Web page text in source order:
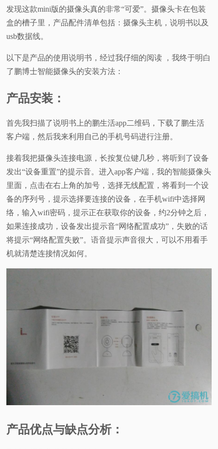
发现这款mini版的摄像头真的非常“可爱”。摄像头卡在包装
盒的槽子里，产品配件清单包括：摄像头主机，说明书以及
usb数据线。
以下是产品的使用说明书，经过我仔细的阅读 ，我终于明白
了鹏博士智能摄像头的安装方法：
产品安装：
首先我扫描了说明书上的鹏生活app二维码，下载了鹏生活
客户端，然后我来利用自己的手机号码进行注册。
接着我把摄像头连接电源，长按复位键几秒，将听到了设备
发出“设备重置”的提示音。进入app客户端，我的智能摄像头
里面，点击在右上角的加号，选择无线配置，将看到一个设
备的序列号，提示选择要连接的设备，在手机wifi中选择网
络，输入wifi密码，提示正在获取你的设备，约2分钟之后，
如果连接成功，设备发出提示音“网络配置成功”，失败的话
将提示“网络配置失败”。语音提示声音很大，可以不用看手
机就清楚连接情况如何。
产品优点与缺点分析：